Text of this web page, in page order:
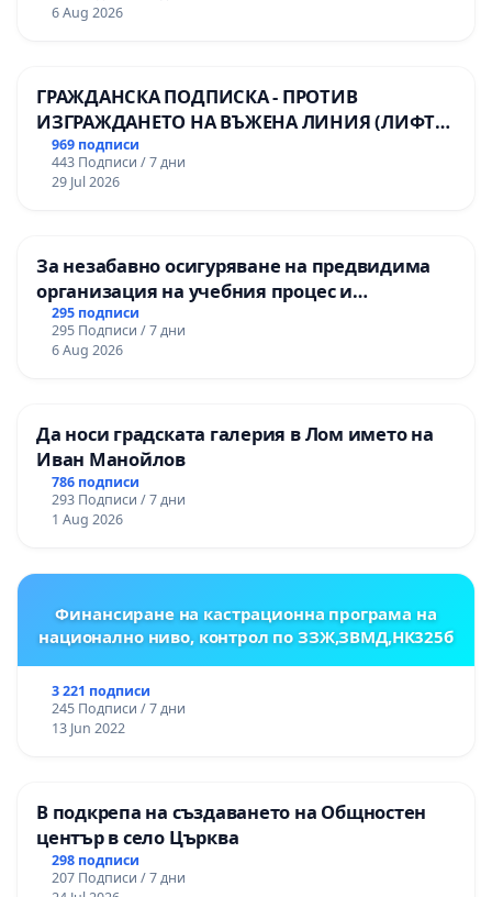
6 Aug 2026
ГРАЖДАНСКА ПОДПИСКА - ПРОТИВ
ИЗГРАЖДАНЕТО НА ВЪЖЕНА ЛИНИЯ (ЛИФТ)
НА ТЕРИТОРИЯТА НА ПРИРОДНА
ЗАБЕЛЕЖИТЕЛНОСТ „ХЪЛМ НА
ОСВОБОДИТЕЛИТЕ“ (БУНАРДЖИК)
969 подписи
443 Подписи / 7 дни
29 Jul 2026
За незабавно осигуряване на предвидима
организация на учебния процес и
гарантиране на правото на равнопоставено
и качествено образование на учениците от
ОУ „Княз Александър I“ и Хуманитарна
295 подписи
295 Подписи / 7 дни
6 Aug 2026
Да носи градската галерия в Лом името на
Иван Манойлов
786 подписи
293 Подписи / 7 дни
1 Aug 2026
Финансиране на кастрационна програма на
национално ниво, контрол по ЗЗЖ,ЗВМД,НК325б
3 221 подписи
245 Подписи / 7 дни
13 Jun 2022
В подкрепа на създаването на Общностен
център в село Църква
298 подписи
207 Подписи / 7 дни